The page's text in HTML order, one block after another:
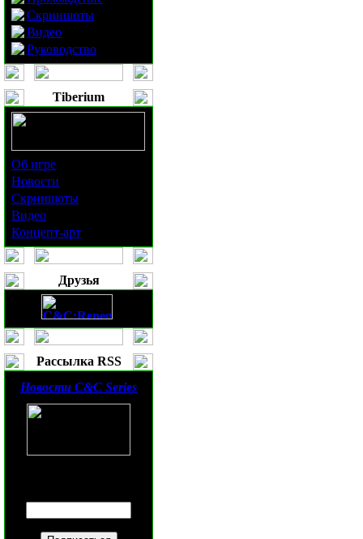
Скриншоты
Видео
Руководство
Tiberium
Об игре
Новости
Скриншоты
Видео
Концепт-арт
Друзья
Рассылка RSS
Новости C&C Series